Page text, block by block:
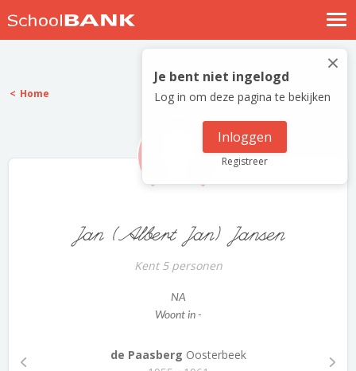
Nostalgische verhalen
Log in
Meld je gratis aan
×
Je bent niet ingelogd
Log in om deze pagina te bekijken
Inloggen
Registreer
Home
Jan (Albert Jan) Jansen
Kent 5 personen
NA
Woont in -
de Paasberg Oosterbeek